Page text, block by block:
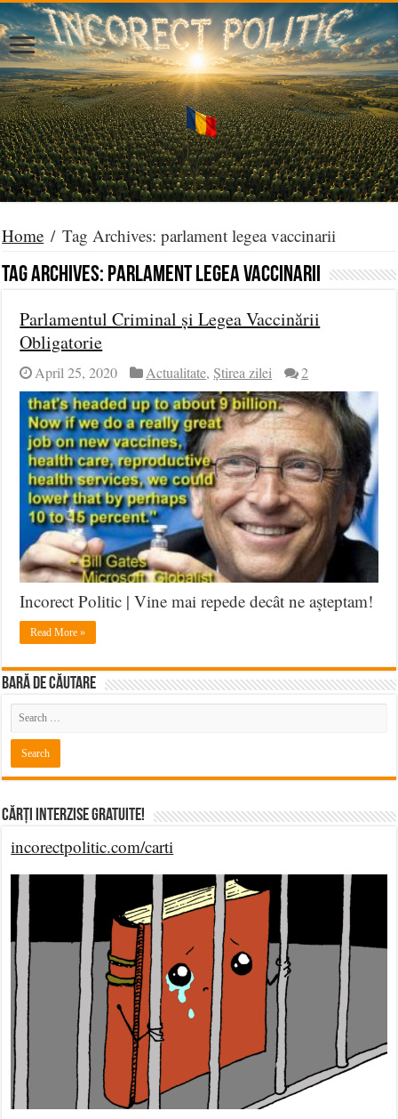
Home / Tag Archives: parlament legea vaccinarii
Tag Archives: parlament legea vaccinarii
Parlamentul Criminal și Legea Vaccinării
Obligatorie
April 25, 2020 Actualitate,Știrea zilei 2
Incorect Politic | Vine mai repede decât ne așteptam!
Read More »
BARĂ DE CĂUTARE
Cărți Interzise Gratuite!
incorectpolitic.com/carti